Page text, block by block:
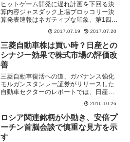
ヒットゲーム開発に遅れ計画を下回る決
算内容ジャスダック上場ブロッコリー決
算発表速報はネガティブな印象、第1四半
期は大幅減収、赤字転落となった。ＳＢ
Ｉ証券アナリストレポートでは、投資判
断を「強気」から「中立」に引き下げ、
目標株価1000円を継...
2017.07.19 2017.07.20
三菱自動車株は買い時？日産との
シナジー効果で株式市場の評価改
善
三菱自動車復活への道、ガバナンス強化
モルガンスタンレー証券がリリースした
自動車セクターのレポートでは、日産が
三菱自動車の筆頭株主になった事を受
け、両社から期待されるシナジー効果等
についての説明があったものの、一定程
度これを織り込んでも業界相...
2016.10.26
ロシア関連銘柄が小動き、安倍プ
ーチン首脳会談で慎重な見方を示
す